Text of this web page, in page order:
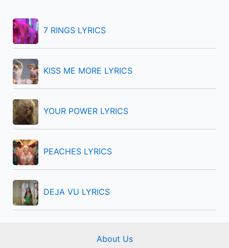
f
o
r
:
7 RINGS LYRICS
KISS ME MORE LYRICS
YOUR POWER LYRICS
PEACHES LYRICS
DEJA VU LYRICS
About Us